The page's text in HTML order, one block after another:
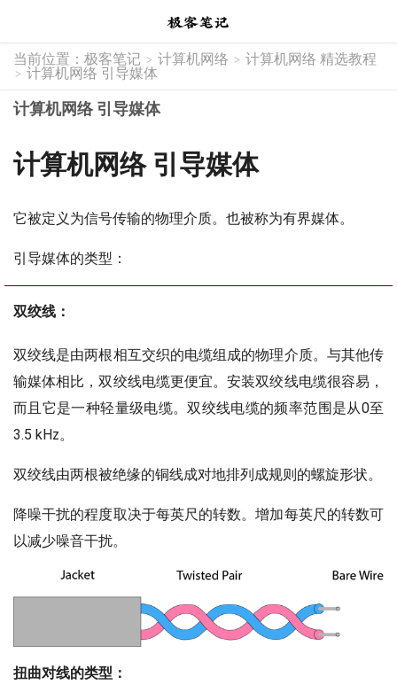
当前位置： 极客笔记 > 计算机网络 > 计算机网络 精选教程
> 计算机网络 引导媒体
计算机网络 引导媒体
计算机网络 引导媒体
它被定义为信号传输的物理介质。也被称为有界媒体。
引导媒体的类型：
双绞线：
双绞线是由两根相互交织的电缆组成的物理介质。与其他传
输媒体相比，双绞线电缆更便宜。安装双绞线电缆很容易，
而且它是一种轻量级电缆。双绞线电缆的频率范围是从0至
3.5 kHz。
双绞线由两根被绝缘的铜线成对地排列成规则的螺旋形状。
降噪干扰的程度取决于每英尺的转数。增加每英尺的转数可
以减少噪音干扰。
扭曲对线的类型：